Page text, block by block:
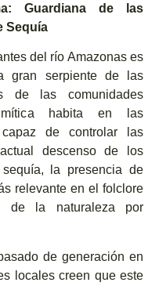
Guardiana de las
Sequía
del río Amazonas es
gran serpiente de las
de las comunidades
mítica habita en las
de controlar las
descenso de los
la presencia de
relevante en el folclore
de la naturaleza por
de generación en
locales creen que este